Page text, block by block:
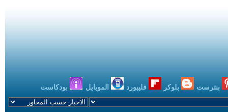
بنترست بلوكر فليبورد الموبايل بودكاست